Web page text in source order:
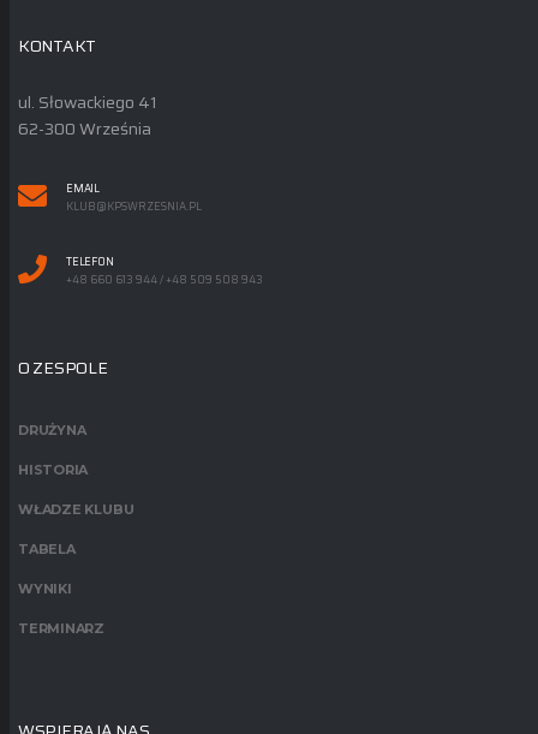
KONTAKT
ul. Słowackiego 41
62-300 Września
EMAIL
KLUB@KPSWRZESNIA.PL
TELEFON
+48 660 613 944 / +48 509 508 943
O ZESPOLE
DRUŻYNA
HISTORIA
WŁADZE KLUBU
TABELA
WYNIKI
TERMINARZ